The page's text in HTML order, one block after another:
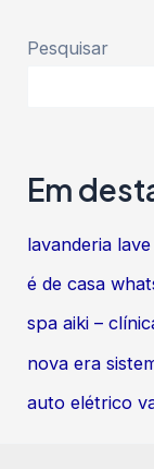
Post
Pesquisar
Em
lavanderia
é de casa
spa aiki –
nova era
auto elétrico